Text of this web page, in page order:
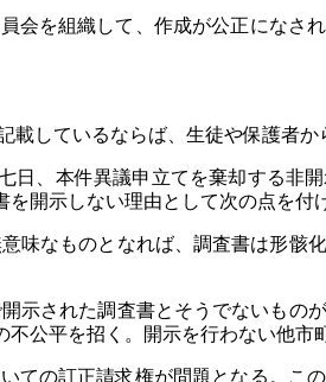
を組織して、作成が公正になさ
しているならば、生徒や保護者か
日、本件異議申立てを棄却する非
開示しない理由として次の点を付
味なものとなれば、調査書は形骸
示された調査書とそうでないもの
公平を招く。開示を行わない他市
の訂正請求権が問題となる。こ